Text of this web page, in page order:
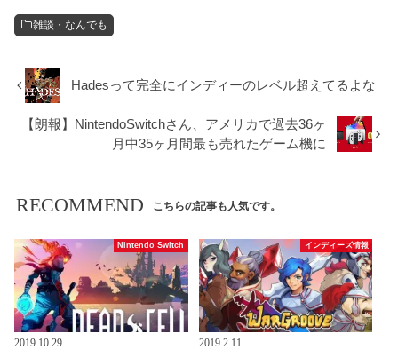
雑談・なんでも
Hadesって完全にインディーのレベル超えてるよな
【朗報】NintendoSwitchさん、アメリカで過去36ヶ
月中35ヶ月間最も売れたゲーム機に
RECOMMEND こちらの記事も人気です。
Nintendo Switch
2019.10.29
インディーズ情報
2019.2.11